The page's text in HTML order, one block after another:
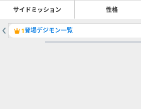
サイドミッション 性格
1登場デジモン一覧